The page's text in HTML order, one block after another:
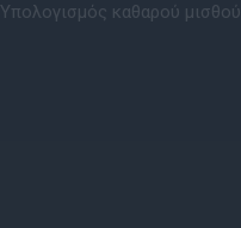
Υπολογισμός καθαρού μισθού